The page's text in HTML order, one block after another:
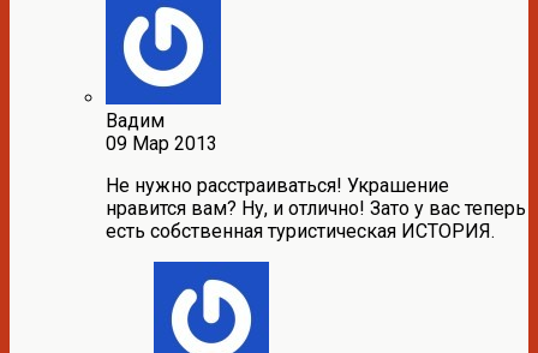
Вадим
09 Мар 2013
Не нужно расстраиваться! Украшение
нравится вам? Ну, и отлично! Зато у вас теперь
есть собственная туристическая ИСТОРИЯ.